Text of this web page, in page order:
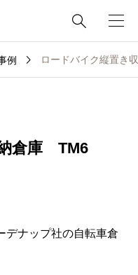

例  ロードバイク縦置き
倉庫 TM6
デナップ社の自転車倉